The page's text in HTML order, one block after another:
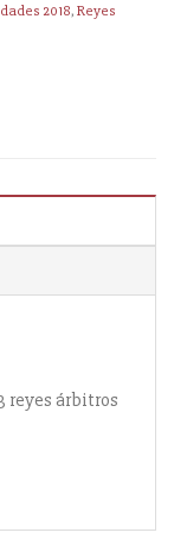
2018,Reyes
reyes árbitros